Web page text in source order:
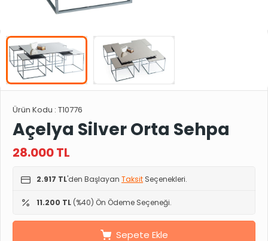
Ürün Kodu : T10776
Açelya Silver Orta Sehpa
28.000TL
2.917 TL'den Başlayan Taksit Seçenekleri.
11.200 TL (%40) Ön Ödeme Seçeneği.
Sepete Ekle